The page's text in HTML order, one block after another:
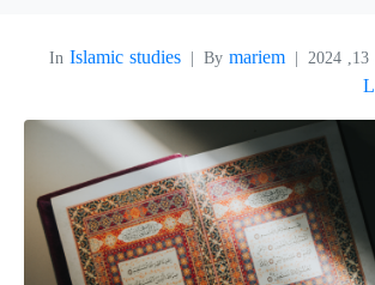
Bymariem
InIslamic studies